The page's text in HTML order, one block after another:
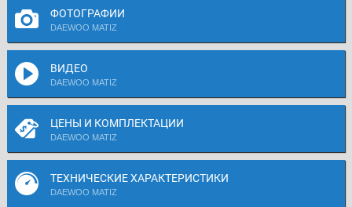
ФОТОГРАФИИ
DAEWOO MATIZ
ВИДЕО
DAEWOO MATIZ
ЦЕНЫ И КОМПЛЕКТАЦИИ
DAEWOO MATIZ
ТЕХНИЧЕСКИЕ ХАРАКТЕРИСТИКИ
DAEWOO MATIZ